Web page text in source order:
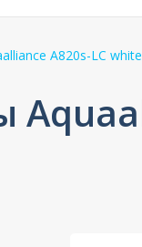
A820s-LC white